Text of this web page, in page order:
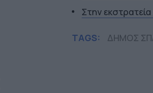
Στην
TAGS: ΔΗΜΟΣ